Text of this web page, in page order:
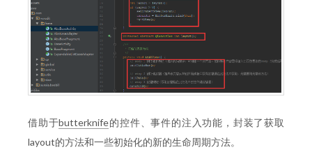
借助于butterknife的控件、事件的注入功能，封装了获取
layout的方法和一些初始化的新的生命周期方法。